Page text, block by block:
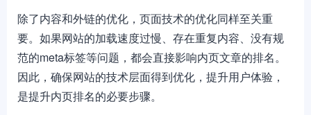
除了内容和外链的优化，页面技术的优化同样至关重
要。如果网站的加载速度过慢、存在重复内容、没有规
范的meta标签等问题，都会直接影响内页文章的排名。
因此，确保网站的技术层面得到优化，提升用户体验，
是提升内页排名的必要步骤。